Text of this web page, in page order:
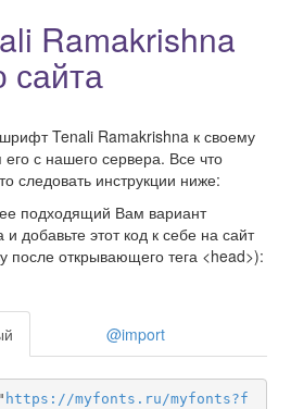
Ramakrishna
сайта
Tenali Ramakrishna к своему
с нашего сервера. Все что
следовать инструкции ниже:
подходящий Вам вариант
добавьте этот код к себе на сайт
после открывающего тега <head>):
@import
https ://myfonts . ru/myfonts?f